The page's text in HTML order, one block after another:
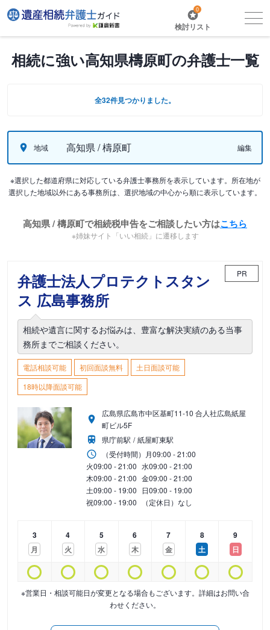
0
検討リスト
相続に強い高知県檮原町の弁護士一覧
全32件見つかりました。
地域 高知県 / 檮原町 編集
※選択した都道府県に対応している弁護士事務所を表示しています。所在地が
選択した地域以外にある事務所は、選択地域の中心から順に表示しています。
高知県 / 檮原町で相続税申告をご相談したい方はこちら
※姉妹サイト「いい相続」に遷移します
弁護士法人プロテクトスタン
ス 広島事務所
PR
相続や遺言に関するお悩みは、豊富な解決実績のある当事
務所までご相談ください。
電話相談可能 初回面談無料
土日面談可能
18時以降面談可能
広島県広島市中区基町11-10 合人社広島紙屋
町ビル5F
県庁前駅
紙屋町東駅
（受付時間） 月09:00 - 21:00
火09:00 - 21:00 水09:00 - 21:00
木09:00 - 21:00 金09:00 - 21:00
土09:00 - 19:00 日09:00 - 19:00
祝09:00 - 19:00 （定休日）なし
3
月
4
火
5
水
6
木
7
金
8
土
9
日
※営業日・相談可能日が変更となる場合もございます。詳細はお問い合
わせください。